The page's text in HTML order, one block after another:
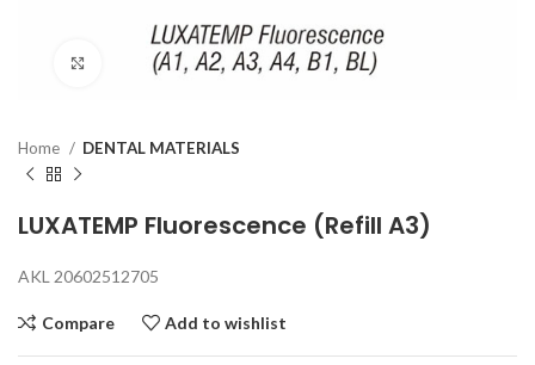
Click to enlarge
Home DENTAL MATERIALS
LUXATEMP Fluorescence (Refill A3)
AKL 20602512705
Compare Add to wishlist